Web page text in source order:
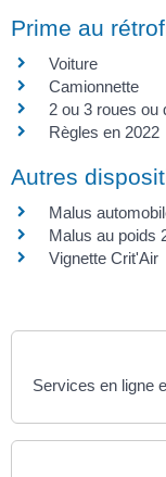
Prime au
Voiture
Camionnette
2 ou 3 roues ou
Règles en 2022
Autres
Malus
Malus au poids
Vignette Crit'Air
Services en ligne